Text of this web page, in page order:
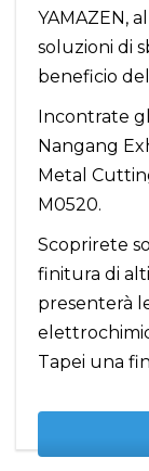
YAMAZEN, al
soluzioni di
beneficio
Incontrate
Nangang
Metal
M0520.
Scoprirete
finitura di
presenterà
Tapei una